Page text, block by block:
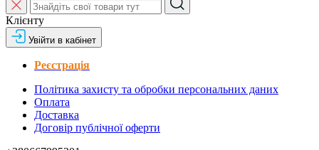
Клієнту
Увійти в кабінет
Реєстрація
Політика захисту та обробки персональних даних
Оплата
Доставка
Договір публічної оферти